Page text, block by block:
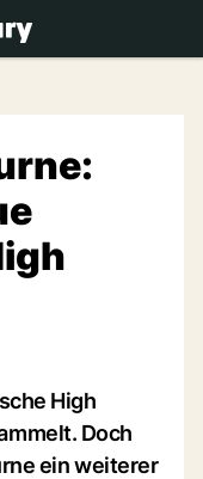
High
Doch
ein weiterer